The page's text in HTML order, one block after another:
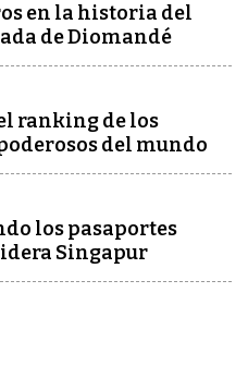
en la historia del
de Diomandé
ranking de los
del mundo
los pasaportes
Singapur